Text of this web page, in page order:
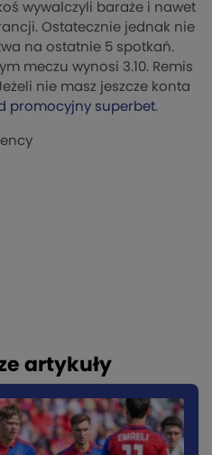
wywalczyli baraże i nawet
Ostatecznie jednak nie
na ostatnie 5 spotkań.
meczu wynosi 3.10. Remis
nie masz jeszcze konta
promocyjny superbet.
artykuły